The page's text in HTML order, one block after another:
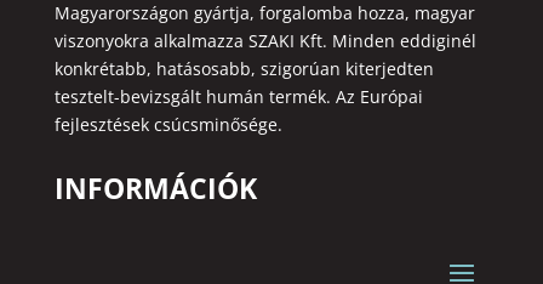
Magyarországon gyártja, forgalomba hozza, magyar
viszonyokra alkalmazza SZAKI Kft. Minden eddiginél
konkrétabb, hatásosabb, szigorúan kiterjedten
tesztelt-bevizsgált humán termék. Az Európai
fejlesztések csúcsminősége.
INFORMÁCIÓK